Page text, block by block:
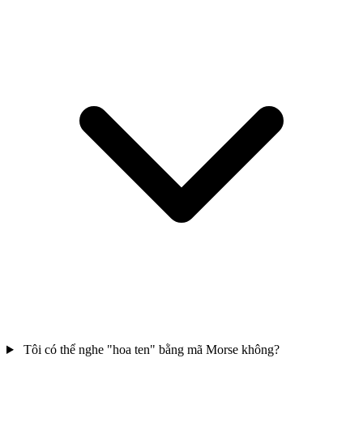
Tôi có thể nghe "hoa ten" bằng mã Morse không?